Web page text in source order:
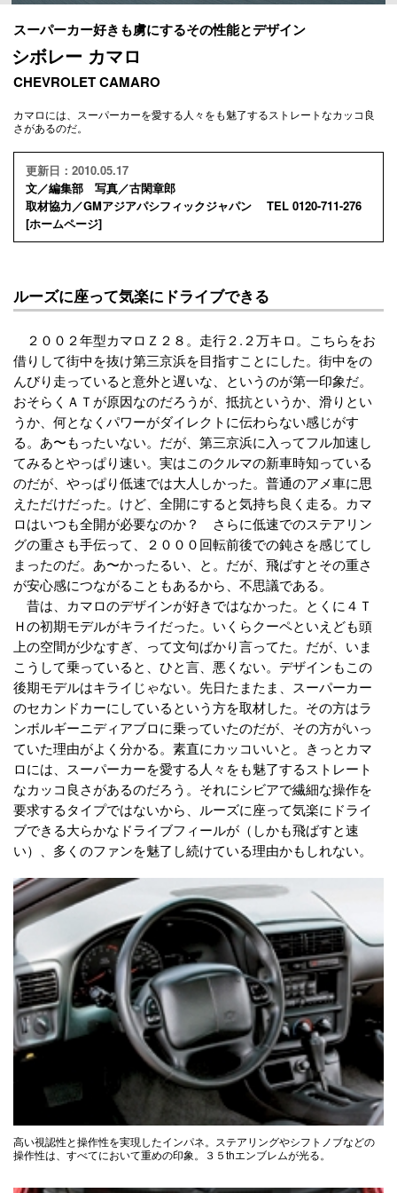
スーパーカー好きも虜にするその性能とデザイン
シボレー カマロ
CHEVROLET CAMARO
カマロには、スーパーカーを愛する人々をも魅了するストレートなカッコ良
さがあるのだ。
更新日：2010.05.17
文／編集部 写真／古閑章郎
取材協力／GMアジアパシフィックジャパン TEL 0120-711-276
[ホームページ]
ルーズに座って気楽にドライブできる
２００２年型カマロＺ２８。走行２.２万キロ。こちらをお
借りして街中を抜け第三京浜を目指すことにした。街中をの
んびり走っていると意外と遅いな、というのが第一印象だ。
おそらくＡＴが原因なのだろうが、抵抗というか、滑りとい
うか、何となくパワーがダイレクトに伝わらない感じがす
る。あ〜もったいない。だが、第三京浜に入ってフル加速し
てみるとやっぱり速い。実はこのクルマの新車時知っている
のだが、やっぱり低速では大人しかった。普通のアメ車に思
えただけだった。けど、全開にすると気持ち良く走る。カマ
ロはいつも全開が必要なのか？ さらに低速でのステアリン
グの重さも手伝って、２０００回転前後での鈍さを感じてし
まったのだ。あ〜かったるい、と。だが、飛ばすとその重さ
が安心感につながることもあるから、不思議である。
昔は、カマロのデザインが好きではなかった。とくに４Ｔ
Ｈの初期モデルがキライだった。いくらクーペといえども頭
上の空間が少なすぎ、って文句ばかり言ってた。だが、いま
こうして乗っていると、ひと言、悪くない。デザインもこの
後期モデルはキライじゃない。先日たまたま、スーパーカー
のセカンドカーにしているという方を取材した。その方はラ
ンボルギーニディアブロに乗っていたのだが、その方がいっ
ていた理由がよく分かる。素直にカッコいいと。きっとカマ
ロには、スーパーカーを愛する人々をも魅了するストレート
なカッコ良さがあるのだろう。それにシビアで繊細な操作を
要求するタイプではないから、ルーズに座って気楽にドライ
ブできる大らかなドライブフィールが（しかも飛ばすと速
い）、多くのファンを魅了し続けている理由かもしれない。
高い視認性と操作性を実現したインパネ。ステアリングやシフトノブなどの
操作性は、すべてにおいて重めの印象。３５thエンブレムが光る。